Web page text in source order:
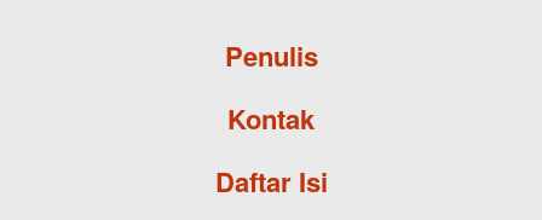
Penulis
Kontak
Daftar Isi